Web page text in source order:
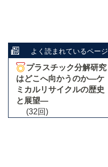
よく読まれているページ
プラスチック分解研究
はどこへ向かうのか―ケ
ミカルリサイクルの歴史
と展望―
(32回)